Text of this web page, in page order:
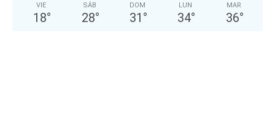
VIE
18°
SÁB
28°
DOM
31 °
LUN
34°
MAR
36°